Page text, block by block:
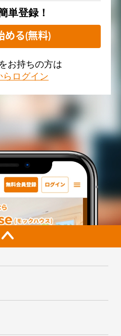
単登録！
める(無料)
お持ちの方は
らログイン